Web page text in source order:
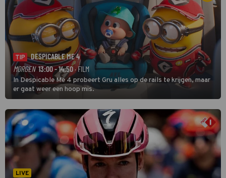
TIP
DESPICABLE ME 4
MORGEN 13:00 - 14:50· FILM
In Despicable Me 4 probeert Gru alles op de rails te krijgen, maar
er gaat weer een hoop mis.
LIVE